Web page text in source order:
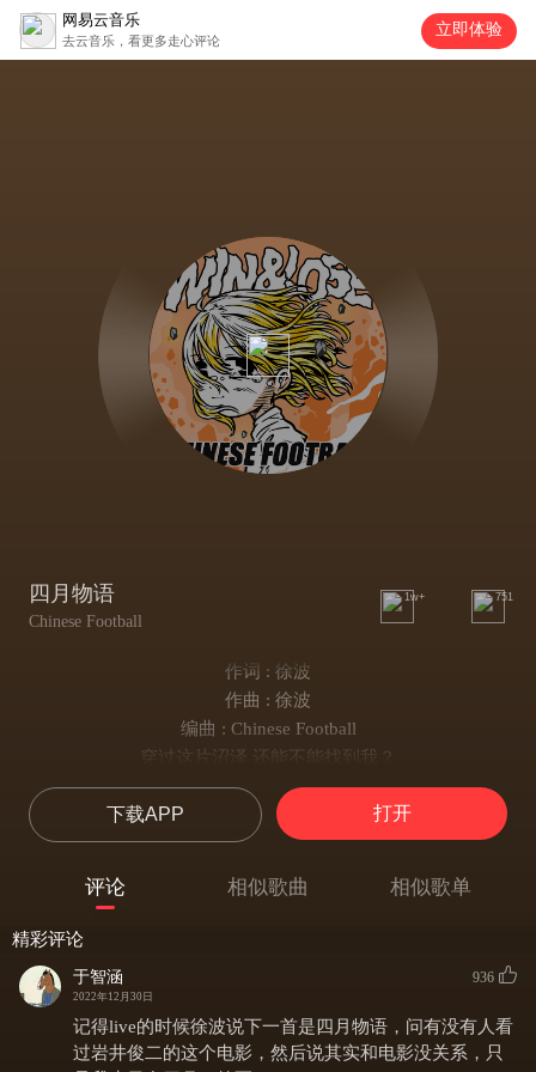
网易云音乐
去云音乐，看更多走心评论
立即体验
四月物语
Chinese Football
1w+ 751
作词 : 徐波
作曲 : 徐波
编曲 : Chinese Football
穿过这片沼泽 还能不能找到我？
是春天施下了咒语
还是冰山落下的泪滴
是云层遇见冷空气
我降落在岩层缝隙
仍幻想着 汇入海那一刻
我还是我 渺小的我
下载APP 打开
评论 相似歌曲 相似歌单
精彩评论
于智涵
2022年12月30日
936
记得live的时候徐波说下一首是四月物语，问有没有人看
过岩井俊二的这个电影，然后说其实和电影没关系，只